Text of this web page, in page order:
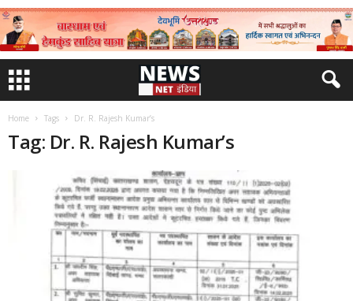
Home Tags Dr. R. Rajesh Kumar’s
Tag: Dr. R. Rajesh Kumar’s